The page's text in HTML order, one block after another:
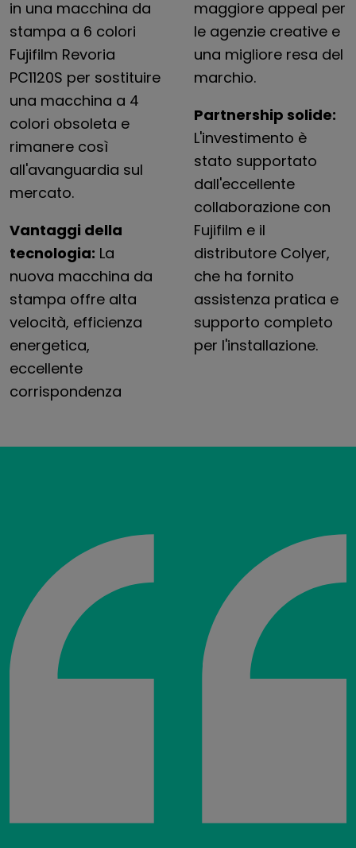
in una macchina da
stampa a 6 colori
Fujifilm Revoria
PC1120S per sostituire
una macchina a 4
colori obsoleta e
rimanere così
all'avanguardia sul
mercato.
Vantaggi della
tecnologia: La
nuova macchina da
stampa offre alta
velocità, efficienza
energetica,
eccellente
corrispondenza
maggiore appeal per
le agenzie creative e
una migliore resa del
marchio.
Partnership solide:
L'investimento è
stato supportato
dall'eccellente
collaborazione con
Fujifilm e il
distributore Colyer,
che ha fornito
assistenza pratica e
supporto completo
per l'installazione.